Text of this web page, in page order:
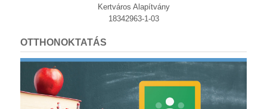
Kertváros Alapítvány
18342963-1-03
OTTHONOKTATÁS